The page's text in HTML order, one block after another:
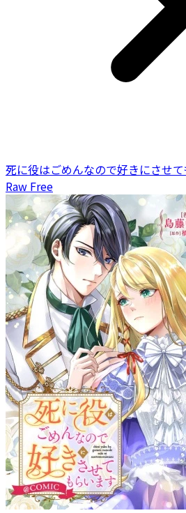
死に役はごめんなので好きにさせ
Raw Free